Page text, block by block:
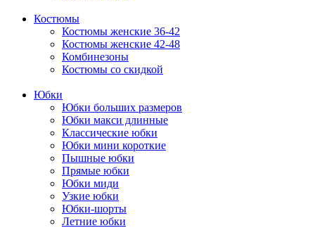
Костюмы
Костюмы женские 36-42
Костюмы женские 42-48
Комбинезоны
Костюмы со скидкой
Юбки
Юбки больших размеров
Юбки макси длинные
Классические юбки
Юбки мини короткие
Пышные юбки
Прямые юбки
Юбки миди
Узкие юбки
Юбки-шорты
Летние юбки